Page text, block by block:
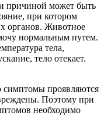
причиной может быть
при котором
органов. Животное
нормальным путем.
тела,
тело отекает.
симптомы проявляются
Поэтому при
необходимо